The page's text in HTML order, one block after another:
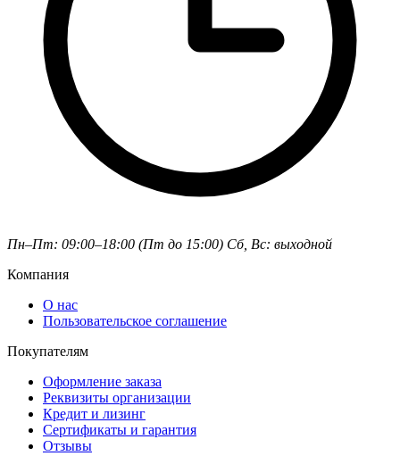
Пн–Пт: 09:00–18:00 (Пт до 15:00) Сб, Вс: выходной
Компания
О нас
Пользовательское соглашение
Покупателям
Оформление заказа
Реквизиты организации
Кредит и лизинг
Сертификаты и гарантия
Отзывы